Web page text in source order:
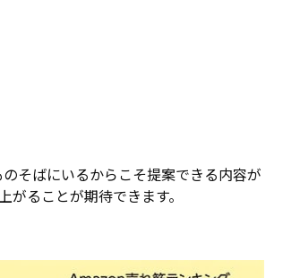
そばにいるからこそ提案できる内容が
ることが期待できます。